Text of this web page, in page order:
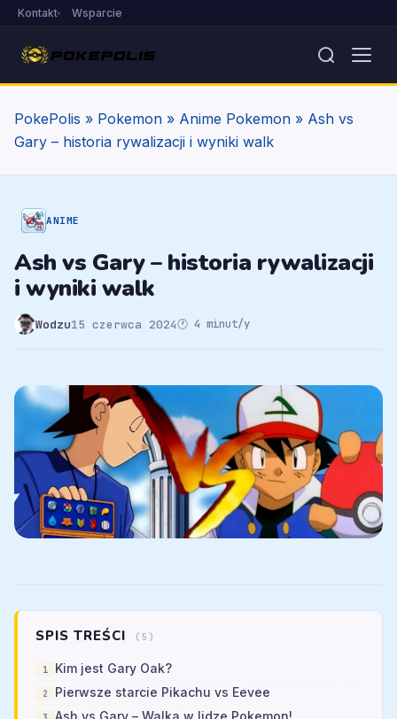
Kontakt Wsparcie
PokePolis » Pokemon » Anime Pokemon » Ash vs
Gary – historia rywalizacji i wyniki walk
ANIME
Ash vs Gary – historia rywalizacji
i wyniki walk
Wodzu15 czerwca 2024🕐 4 minut/y
SPIS TREŚCI (5)
Kim jest Gary Oak?
Pierwsze starcie Pikachu vs Eevee